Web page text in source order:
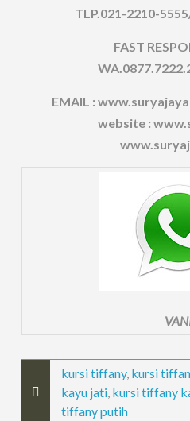
TLP.021-2210-
FAST
EMAIL :
website :
kursi tiffany, kursi
kayu jati kursi tiffany
tiffany putih